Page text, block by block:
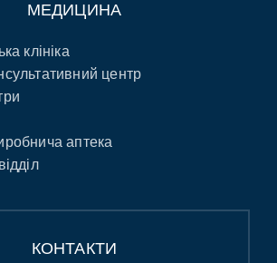
МЕДИЦИНА
клініка
центр
аптека
КОНТАКТИ